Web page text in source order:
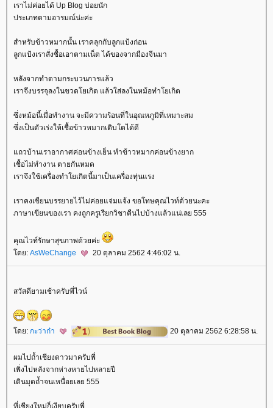
เราไม่ค่อยได้ Up Blog บ่อยนัก
ประเภทตามอารมณ์น่ะค่ะ
สำหรับข้าวหมากนั้น เราคลุกกับลูกแป้งก่อน
ลูกแป้งเราสั่งซื้อเอาตามเน็ต ได้ของจากมืองจีนมา
หลังจากทำตามกระบวนการแล้ว
เราจึงบรรจุลงในขวดโยเกิต แล้วใส่ลงในหม้อทำโยเกิต
ซึ่งหม้อนี้เมื่อทำงาน จะมีความร้อนที่ในอุณหภูมิที่เหมาะสม
ซึ่งเป็นตัวเร่งให้เชื้อข้าวหมากเติบโตได้ดี
ถวบ้านเราอากาศค่อนข้างเย็น ทำข้าวหมากค่อนข้างยาก
เชื้อไม่ทำงาน ตายกันหมด
เราจึงใช้เครื่องทำโยเกิตนี้มาเป็นเครื่องทุ่นแรง
เราคงเขียนบรรยายไว้ไม่ค่อยแจ่มแจ้ง ขอโทษคุณไวท์ด้วยนะคะ
ภาษาเขียนของเรา คงถูกครูเรียกวิชาคืนไปบ้างแล้วแน่เลย 555
คุณไวท์รักษาสุขภาพด้วยค่ะ
ดย: AsWeChange 20 ตุลาคม 2562 4:46:02 น.
สวัสดียามเช้าครับพี่ไวน์
ดย: กะว่าก๋า 20 ตุลาคม 2562 6:28:58 น.
ผมไปถ้ำเชียงดาวมาครับพี่
เพิ่งไปหลังจากห่างหายไปหลายปี
เดินมุดถ้ำจนเหนื่อยเลย 555